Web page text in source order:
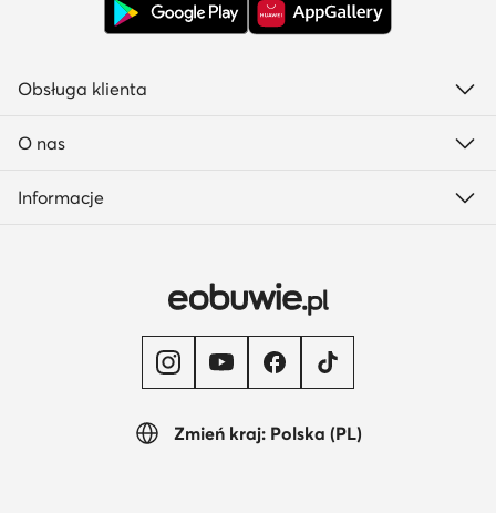
Zmień kraj: Polska (PL)
Obsługa klienta
O nas
Informacje